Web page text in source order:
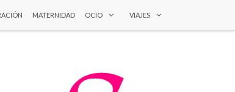
MATERNIDAD OCIO VIAJES